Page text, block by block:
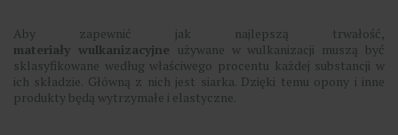
Aby zapewnić jak najlepszą trwałość,
materiały wulkanizacyjne używane w wulkanizacji muszą być
sklasyfikowane według właściwego procentu każdej substancji w
ich składzie. Główną z nich jest siarka. Dzięki temu opony i inne
produkty będą wytrzymałe i elastyczne.